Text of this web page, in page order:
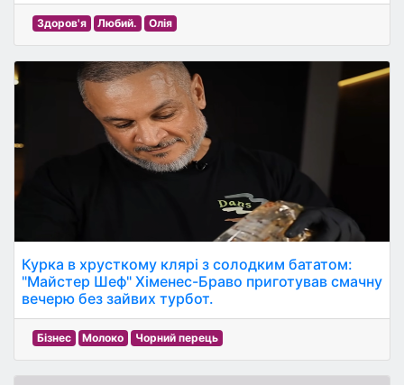
Здоров'я Любий. Олія
Курка в хрусткому клярі з солодким бататом:
"Майстер Шеф" Хіменес-Браво приготував смачну
вечерю без зайвих турбот.
Бізнес Молоко Чорний перець